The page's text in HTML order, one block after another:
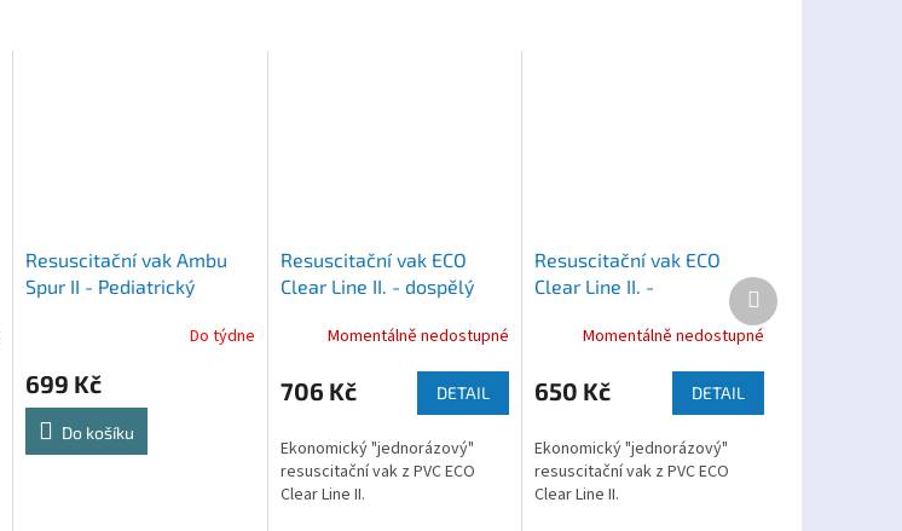
Resuscitační vak Ambu
Spur II - Pediatrický
Do týdne
699 Kč
Do košíku
Resuscitační vak ECO
Clear Line II. - dospělý
Momentálně nedostupné
706 Kč DETAIL
Ekonomický "jednorázový"
resuscitační vak z PVC ECO
Clear Line II.
Resuscitační vak ECO
Clear Line II. -
Momentálně nedostupné
650 Kč DETAIL
Ekonomický "jednorázový"
resuscitační vak z PVC ECO
Clear Line II.
Další
produkt